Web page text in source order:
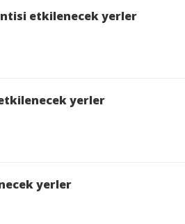
etkilenecek yerler
yerler
yerler